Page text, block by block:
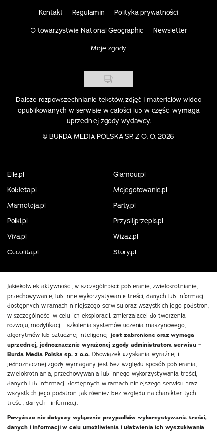
Kontakt Regulamin Polityka prywatności
O towarzystwie National Geographic Newsletter
Moje zgody
Dalsze rozpowszechnianie tekstów, zdjęć i materiałów wideo
opublikowanych w serwisie w całości lub w części wymaga
uprzedniej zgody wydawcy.
© BURDA MEDIA POLSKA SP. Z O. O. 2026
Elle.pl
Glamour.pl
Kobieta.pl
Mojegotowanie.pl
Mamotoja.pl
Party.pl
Polki.pl
Przyslijprzepis.pl
Viva.pl
Wizaz.pl
Cocolita.pl
Story.pl
Jakiekolwiek aktywności, w szczególności: pobieranie, zwielokrotnianie,
przechowywanie, lub inne wykorzystywanie treści, danych lub informacji
dostępnych w ramach niniejszego serwisu oraz wszystkich jego podstron,
w szczególności w celu ich eksploracji, zmierzającej do tworzenia,
rozwoju, modyfikacji i szkolenia systemów uczenia maszynowego,
algorytmów lub sztucznej inteligencji jest zabronione oraz wymaga
uprzedniej, jednoznacznie wyrażonej zgody administratora serwisu –
Burda Media Polska sp. z o.o. Obowiązek uzyskania wyraźnej i
jednoznacznej zgody wymagany jest bez względu sposób pobierania,
zwielokrotniania, przechowywania lub innego wykorzystywania treści,
danych lub informacji dostępnych w ramach niniejszego serwisu oraz
wszystkich jego podstron, jak również bez względu na charakter tych
treści, danych i informacji.
Powyższe nie dotyczy wyłącznie przypadków wykorzystywania treści,
danych i informacji w celu umożliwienia i ułatwienia ich wyszukiwania